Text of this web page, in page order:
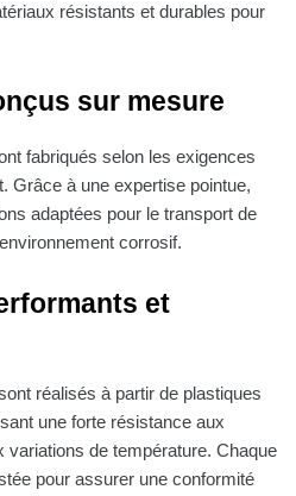
résistants et durables pour
sur mesure
fabriqués selon les exigences
Grâce à une expertise pointue,
adaptées pour le transport de
corrosif.
et
réalisés à partir de plastiques
une forte résistance aux
de température. Chaque
pour assurer une conformité